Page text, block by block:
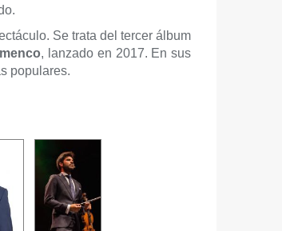
Se trata del tercer álbum
, lanzado en 2017. En sus
populares.